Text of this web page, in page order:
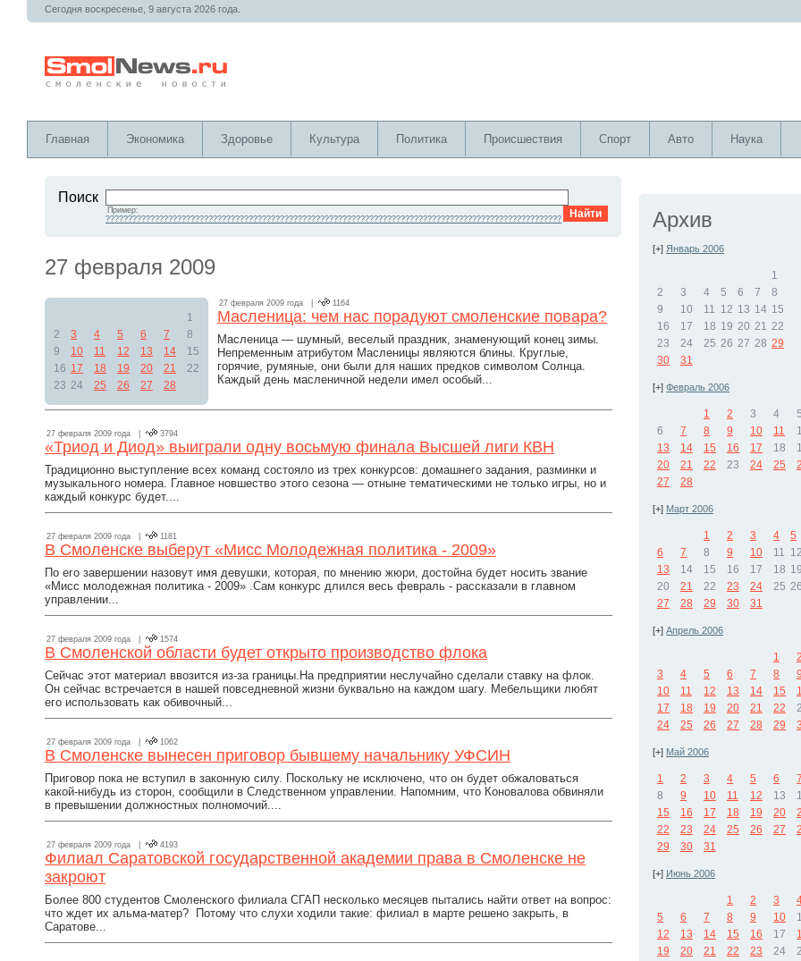
Сегодня воскресенье, 9 августа 2026 года.
Главная Экономика Здоровье Культура Политика Происшествия Спорт Авто Наука
Поиск
Пример:
??????????????????????????????????????????????????????????????????????????????????????????????????????
27 февраля 2009
1
2
3 4 5 6 7
8
9
10 11 12 13 14
15
16 17 18 19 20 21
22
23 24 25 26 27 28
27 февраля 2009 года | 1164
Масленица: чем нас порадуют смоленские повара?
Масленица — шумный, веселый праздник, знаменующий конец зимы.
Непременным атрибутом Масленицы являются блины. Круглые,
горячие, румяные, они были для наших предков символом Солнца.
Каждый день масленичной недели имел особый...
27 февраля 2009 года | 3794
«Триод и Диод» выиграли одну восьмую финала Высшей лиги КВН
Традиционно выступление всех команд состояло из трех конкурсов: домашнего задания, разминки и
музыкального номера. Главное новшество этого сезона — отныне тематическими не только игры, но и
каждый конкурс будет....
27 февраля 2009 года | 1181
В Смоленске выберут «Мисс Молодежная политика - 2009»
По его завершении назовут имя девушки, которая, по мнению жюри, достойна будет носить звание
«Мисс молодежная политика - 2009» .Сам конкурс длился весь февраль - рассказали в главном
управлении...
27 февраля 2009 года | 1574
В Смоленской области будет открыто производство флока
Сейчас этот материал ввозится из-за границы.На предприятии неслучайно сделали ставку на флок.
Он сейчас встречается в нашей повседневной жизни буквально на каждом шагу. Мебельщики любят
его использовать как обивочный...
27 февраля 2009 года | 1062
В Смоленске вынесен приговор бывшему начальнику УФСИН
Приговор пока не вступил в законную силу. Поскольку не исключено, что он будет обжаловаться
какой-нибудь из сторон, сообщили в Следственном управлении. Напомним, что Коновалова обвиняли
в превышении должностных полномочий....
27 февраля 2009 года | 4193
Филиал Саратовской государственной академии права в Смоленске не
закроют
Более 800 студентов Смоленского филиала СГАП несколько месяцев пытались найти ответ на вопрос:
что ждет их альма-матер? Потому что слухи ходили такие: филиал в марте решено закрыть, в
Саратове...
Архив
[+] Январь 2006
1
2
3 4 5 6 7
8
9
10 11 12 13 14 15
16
17 18 19 20 21 22
23
24 25 26 27 28 29
30
31
[+] Февраль 2006
1 2 3 4
5
6
7 8 9 10 11
13
14 15 16 17 18
20
21 22 23 24 25
27
28
[+] Март 2006
1 2 3 4
5
6
7 8 9 10 11 12
13
14 15 16 17 18 19
20
21 22 23 24 25 26
27
28 29 30 31
[+] Апрель 2006
1
2
3
4 5 6 7 8
9
10
11 12 13 14 15
17
18 19 20 21 22
24
25 26 27 28 29
[+] Май 2006
1 2 3 4 5 6
7
8
9 10 11 12 13
15
16 17 18 19 20
22
23 24 25 26 27
29
30 31
[+] Июнь 2006
1 2 3
5
6 7 8 9 10
12
13 14 15 16 17
19
20 21 22 23 24